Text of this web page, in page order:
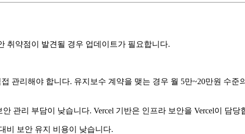
취약점이 발견될 경우 업데이트가 필요합니다.
관리해야 합니다. 유지보수 계약을 맺는 경우 월 5만~20만원 수준
관리 부담이 낮습니다. Vercel 기반은 인프라 보안을 Vercel이 담
비 보안 유지 비용이 낮습니다.